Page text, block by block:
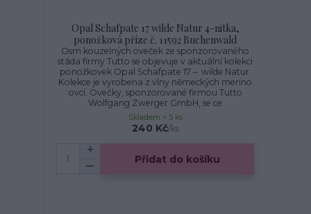
Opal Schafpate 17 wilde Natur 4-nitka,
ponožková příze č. 11592 Buchenwald
Osm kouzelných oveček ze sponzorovaného
stáda firmy Tutto se objevuje v aktuální kolekci
ponožkovek Opal Schafpate 17 – wilde Natur.
Kolekce je vyrobena z vlny německých merino
ovcí. Ovečky, sponzorované firmou Tutto
Wolfgang Zwerger GmbH, se ce
240 Kč/ks
Skladem > 5 ks
Přidat do košíku